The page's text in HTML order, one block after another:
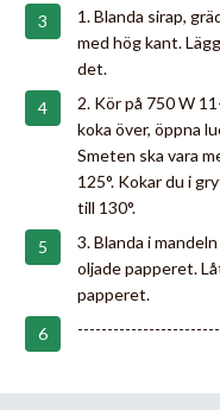
1. Blanda sirap,
med hög kant.
det.
2. Kör på 750 W
koka över, öppna
Smeten ska vara
125°. Kokar du i
till 130°.
3. Blanda i
oljade papperet.
papperet.